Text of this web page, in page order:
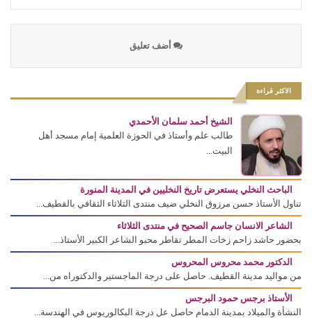
أضف تعليق
الاكثر قراءة
الشيخ أحمد سلمان الأحمدي
طالب علم وأستاذ في الحوزة العلمية إمام مسجد أهل
البيت...
الباحث النخلي يستعرض تاريخ النخليين في المدينة المنورة
تناول الأستاذ حسن مرزوق النخلي ضيف منتدى الثلاثاء الثقافي بالقطيف...
الشاعر الانسان جاسم الصحيح في منتدى الثلاثاء
بحضور حاشد زاحم زخات المطر تقاطر محبو الشاعر الكبير الأستاذ...
الدكتور محمد محروس المحروس
من مواليد مدينة القطيف. حاصل على درجة الماجستير والدكتوراه من...
الأستاذ برجس حمود البرجس
النشأة والميلاد بمدينة الدمام حاصل عل درجة البكالوريوس في الهندسة...